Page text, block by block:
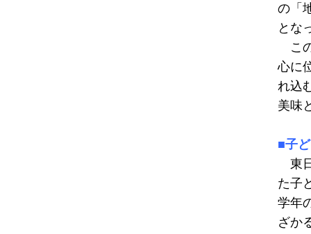
の「
とな
こ
心に
れ込
美味
■子
東
た子
学年
ざか